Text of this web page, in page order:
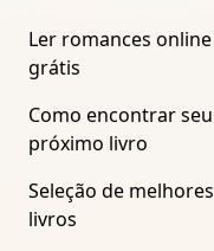
Ler romances online
grátis
Como encontrar seu
próximo livro
Seleção de melhores
livros